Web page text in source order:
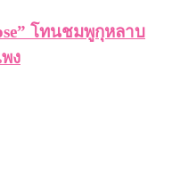
โทนชมพูกุหลาบ
ง